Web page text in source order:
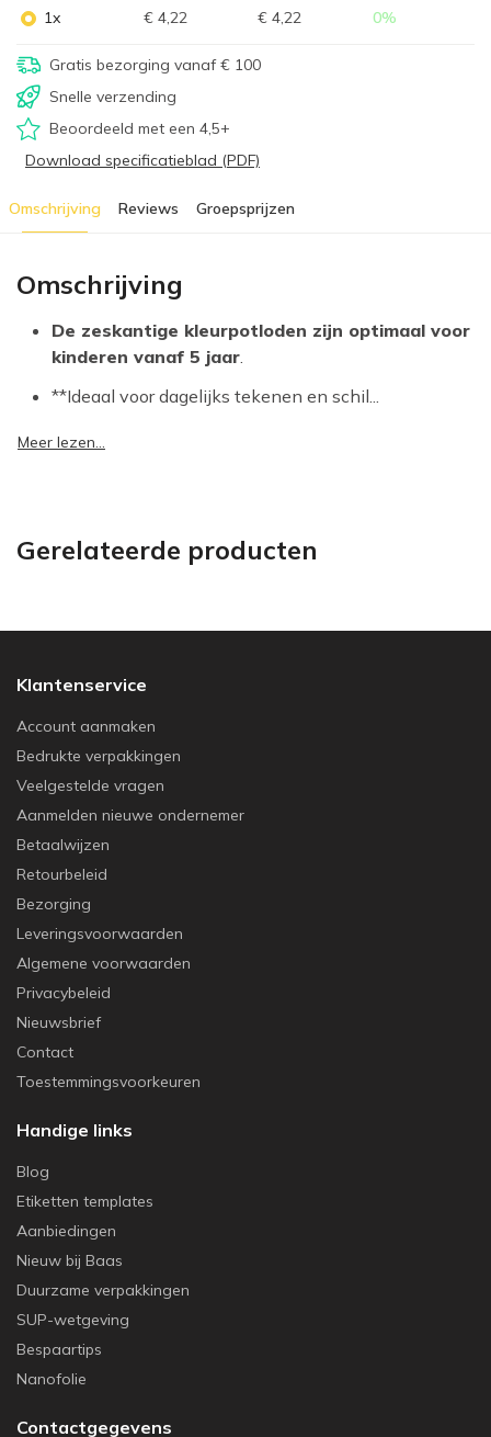
1x € 4,22 € 4,22 0%
Gratis bezorging vanaf € 100
Snelle verzending
Beoordeeld met een 4,5+
Download specificatieblad (PDF)
Omschrijving Reviews Groepsprijzen
Omschrijving
De zeskantige kleurpotloden zijn optimaal voor
kinderen vanaf 5 jaar.
**Ideaal voor dagelijks tekenen en schil...
Meer lezen...
Gerelateerde producten
Klantenservice
Account aanmaken
Bedrukte verpakkingen
Veelgestelde vragen
Aanmelden nieuwe ondernemer
Betaalwijzen
Retourbeleid
Bezorging
Leveringsvoorwaarden
Algemene voorwaarden
Privacybeleid
Nieuwsbrief
Contact
Toestemmingsvoorkeuren
Handige links
Blog
Etiketten templates
Aanbiedingen
Nieuw bij Baas
Duurzame verpakkingen
SUP-wetgeving
Bespaartips
Nanofolie
Contactgegevens